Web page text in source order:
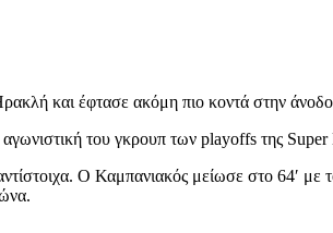
και έφτασε ακόμη πιο κοντά στην
του γκρουπ των playoffs της
Ο Καμπανιακός μείωσε στο 64′